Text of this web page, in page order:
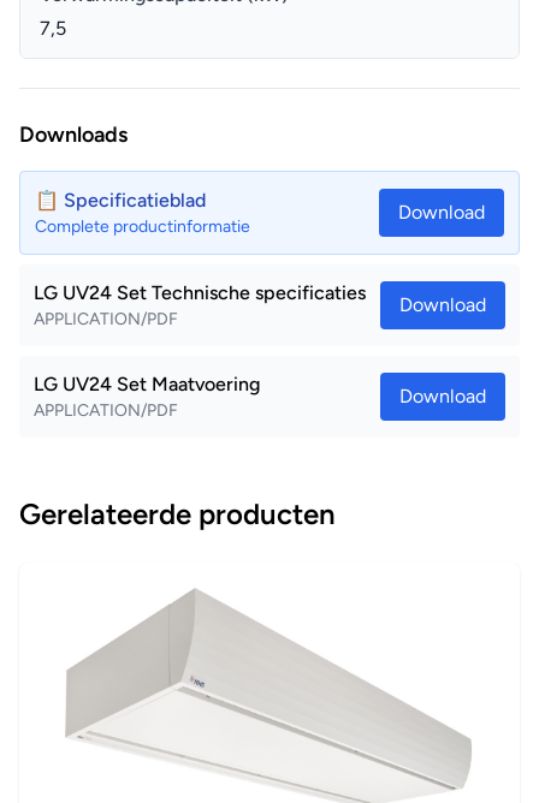
7,5
Downloads
📋 Specificatieblad
Complete productinformatie
Download
LG UV24 Set Technische specificaties
APPLICATION/PDF
Download
LG UV24 Set Maatvoering
APPLICATION/PDF
Download
Gerelateerde producten